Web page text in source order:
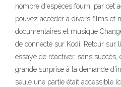
nombre d'espèces fourni par cet
pouvez accéder à divers films et
documentaires et musique
de connecté sur Kodi. Retour sur
essayé de réactiver, sans succès,
grande surprise à la demande
seule une partie était accessible